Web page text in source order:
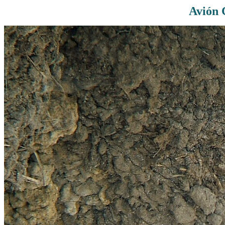
Terremotos
Topográficos
Vértices Geodésicos
Avión